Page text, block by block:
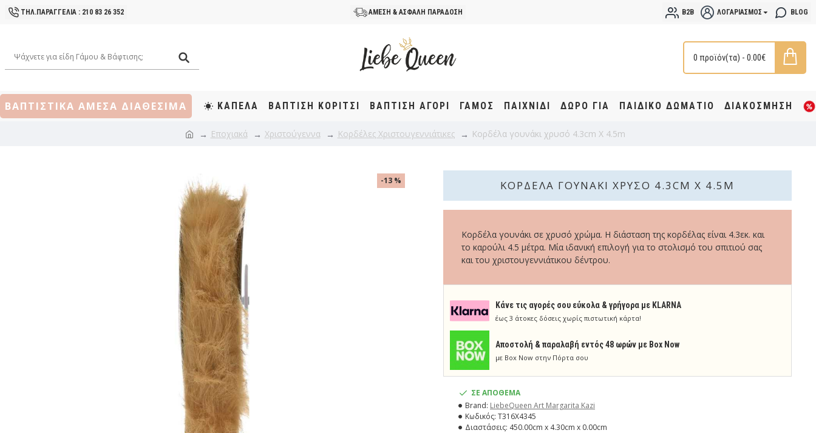
ΤΗΛ.ΠΑΡΑΓΓΕΛΙΑ : 210 83 26 352 ΑΜΕΣΗ & ΑΣΦΑΛΗ ΠΑΡΑΔΟΣΗ B2B ΛΟΓΑΡΙΑΣΜΌΣ BLOG
0 προϊόν(τα) - 0.00€
ΒΑΠΤΙΣΤΙΚΑ ΑΜΕΣΑ ΔΙΑΘΕΣΙΜΑ ΚΑΠΕΛΑ ΒΆΠΤΙΣΗ KOΡΊΤΣΙ ΒΆΠΤΙΣΗ ΑΓΌΡΙ ΓΑΜΟΣ ΠΑΙΧΝΙΔΙ ΔΩΡΟ ΓΙΑ ΠΑΙΔΙΚΟ ΔΩΜΑΤΙΟ ΔΙΑΚΟΣΜΗΣΗ
Εποχιακά Χριστούγεννα Κορδέλες Χριστουγεννιάτικες Κορδέλα γουνάκι χρυσό 4.3cm X 4.5m
-13 % ΚΟΡΔΈΛΑ ΓΟΥΝΆΚΙ ΧΡΥΣΌ 4.3CM X 4.5M
Κάνε τις αγορές σου εύκολα & γρήγορα με KLARNA
έως 3 άτοκες δόσεις χωρίς πιστωτική κάρτα!
Aποστολή & παραλαβή εντός 48 ωρών με Box Now
με Box Now στην Πόρτα σου
Κορδέλα γουνάκι σε χρυσό χρώμα. Η διάσταση της κορδέλας είναι 4.3εκ. και
το καρούλι 4.5 μέτρα. Μία ιδανική επιλογή για το στολισμό του σπιτιού σας
και του χριστουγεννιάτικου δέντρου.
ΣΕ ΑΠΟΘΕΜΑ
Brand: LiebeQueen Art Margarita Kazi
Κωδικός: T316X4345
Διαστάσεις: 450.00cm x 4.30cm x 0.00cm